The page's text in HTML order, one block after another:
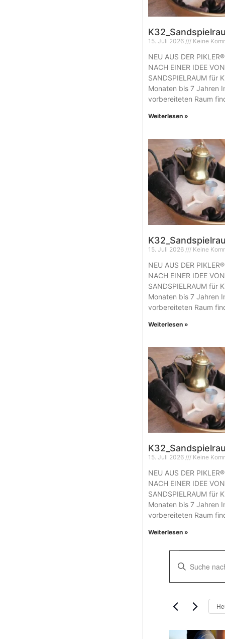
15. Juli 2026 Keine
NEU AUS DER
NACH EINER IDEE
SANDSPIELRAUM für
Monaten bis 7 Jahren
vorbereiteten Raum
Weiterlesen »
15. Juli 2026 Keine
NEU AUS DER
NACH EINER IDEE
SANDSPIELRAUM für
Monaten bis 7 Jahren
vorbereiteten Raum
Weiterlesen »
15. Juli 2026 Keine
NEU AUS DER
NACH EINER IDEE
SANDSPIELRAUM für
Monaten bis 7 Jahren
vorbereiteten Raum
Weiterlesen »
Suche
und
Bitte
Schlüsselwort
Suche
Schlüsselwort.